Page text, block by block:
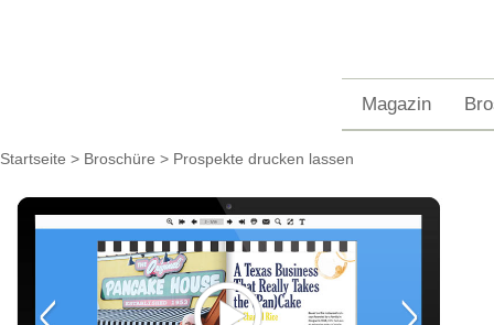
Magazin
Startseite > Broschüre > Prospekte drucken lassen